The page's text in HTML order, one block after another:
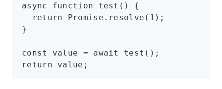
async function test () {
  return
Promise .resolve ( 1 );
}
const value = await test ();
return value;